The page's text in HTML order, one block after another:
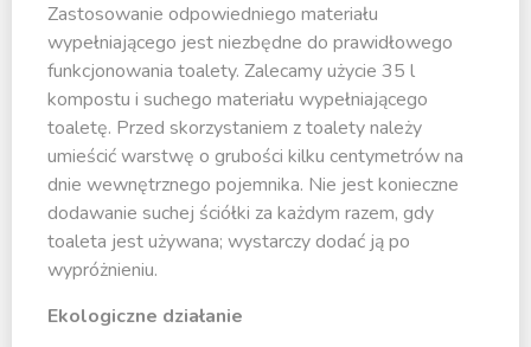
Zastosowanie odpowiedniego materiału
wypełniającego jest niezbędne do prawidłowego
funkcjonowania toalety. Zalecamy użycie 35 l
kompostu i suchego materiału wypełniającego
toaletę. Przed skorzystaniem z toalety należy
umieścić warstwę o grubości kilku centymetrów na
dnie wewnętrznego pojemnika. Nie jest konieczne
dodawanie suchej ściółki za każdym razem, gdy
toaleta jest używana; wystarczy dodać ją po
wypróżnieniu.
Ekologiczne działanie